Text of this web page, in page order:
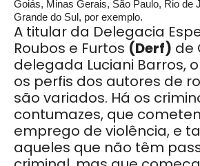
Goiás, Minas Gerais, São Paulo, Rio de
Grande do Sul, por exemplo.
A titular da Delegacia
Roubos e Furtos (Derf) de
delegada Luciani Barros,
os perfis dos autores de
são variados. Há os
contumazes, que
emprego de violência, e
aqueles que não têm